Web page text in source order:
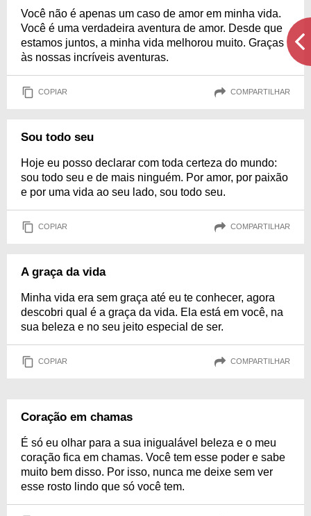
Você não é apenas um caso de amor em minha vida.
Você é uma verdadeira aventura de amor. Desde que
estamos juntos, a minha vida melhorou muito. Graças
às nossas incríveis aventuras.
COPIAR COMPARTILHAR
Sou todo seu
Hoje eu posso declarar com toda certeza do mundo:
sou todo seu e de mais ninguém. Por amor, por paixão
e por uma vida ao seu lado, sou todo seu.
COPIAR COMPARTILHAR
A graça da vida
Minha vida era sem graça até eu te conhecer, agora
descobri qual é a graça da vida. Ela está em você, na
sua beleza e no seu jeito especial de ser.
COPIAR COMPARTILHAR
Coração em chamas
É só eu olhar para a sua inigualável beleza e o meu
coração fica em chamas. Você tem esse poder e sabe
muito bem disso. Por isso, nunca me deixe sem ver
esse rosto lindo que só você tem.